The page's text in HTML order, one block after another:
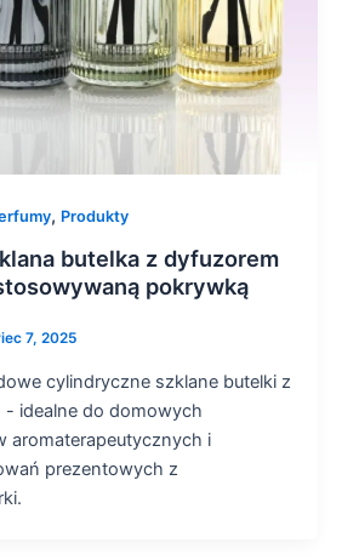
, Produkty
butelka z dyfuzorem
pokrywką
7, 2025
cylindryczne szklane butelki z
- idealne do domowych
aromaterapeutycznych i
prezentowych z